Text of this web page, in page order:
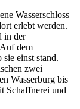
Wasserschloss
erlebt werden.
in der
dem
einst stand.
zwei
Wasserburg bis
Schaffnerei und